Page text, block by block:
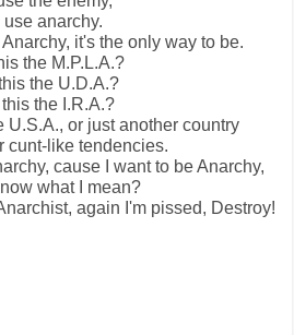
I use anarchy.
it's the only way to be.
the M.P.L.A.?
the U.D.A.?
this the I.R.A.?
U.S.A., or just another country
cunt-like tendencies.
cause I want to be Anarchy,
what I mean?
again I'm pissed, Destroy!